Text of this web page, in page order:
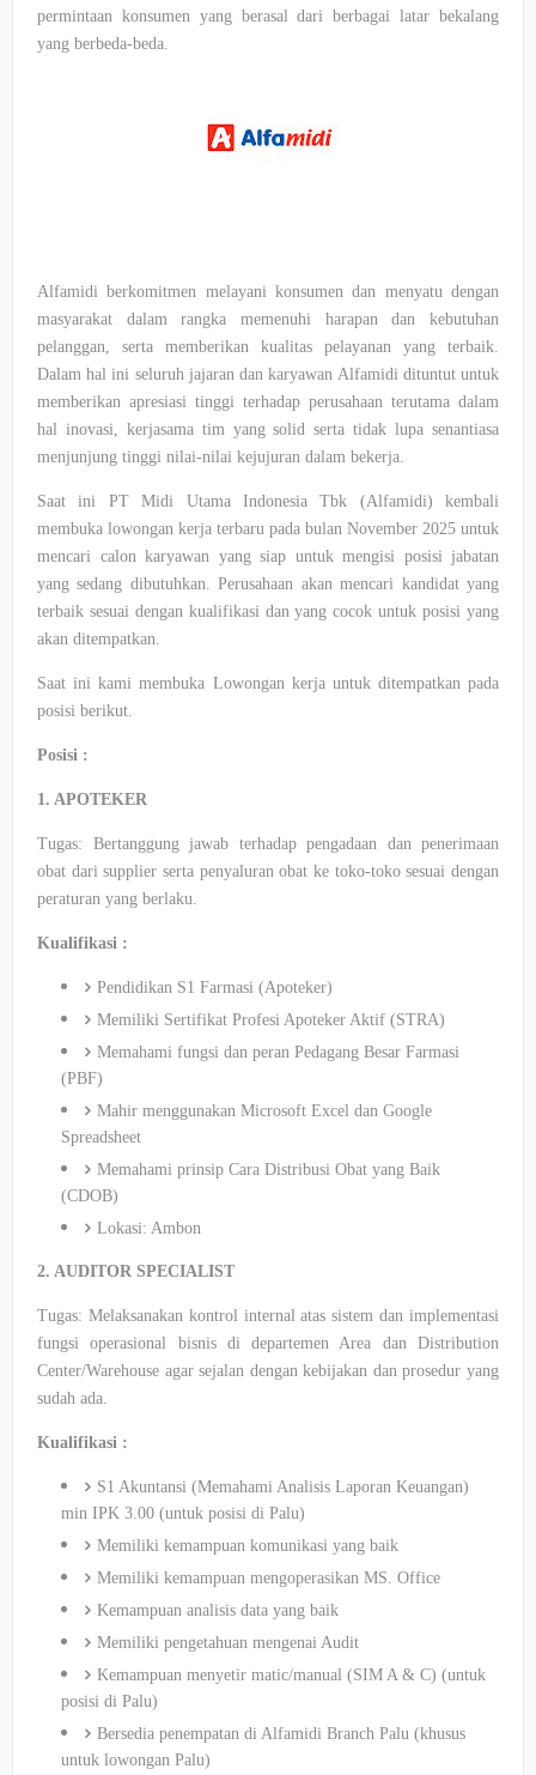
permintaan konsumen yang berasal dari berbagai latar bekalang
yang berbeda-beda.
Alfamidi berkomitmen melayani konsumen dan menyatu dengan
masyarakat dalam rangka memenuhi harapan dan kebutuhan
pelanggan, serta memberikan kualitas pelayanan yang terbaik.
Dalam hal ini seluruh jajaran dan karyawan Alfamidi dituntut untuk
memberikan apresiasi tinggi terhadap perusahaan terutama dalam
hal inovasi, kerjasama tim yang solid serta tidak lupa senantiasa
menjunjung tinggi nilai-nilai kejujuran dalam bekerja.
Saat ini PT Midi Utama Indonesia Tbk (Alfamidi) kembali
membuka lowongan kerja terbaru pada bulan November 2025 untuk
mencari calon karyawan yang siap untuk mengisi posisi jabatan
yang sedang dibutuhkan. Perusahaan akan mencari kandidat yang
terbaik sesuai dengan kualifikasi dan yang cocok untuk posisi yang
akan ditempatkan.
Saat ini kami membuka Lowongan kerja untuk ditempatkan pada
posisi berikut.
Posisi :
1. APOTEKER
Tugas: Bertanggung jawab terhadap pengadaan dan penerimaan
obat dari supplier serta penyaluran obat ke toko-toko sesuai dengan
peraturan yang berlaku.
Kualifikasi :
Pendidikan S1 Farmasi (Apoteker)
Memiliki Sertifikat Profesi Apoteker Aktif (STRA)
Memahami fungsi dan peran Pedagang Besar Farmasi
(PBF)
Mahir menggunakan Microsoft Excel dan Google
Spreadsheet
Memahami prinsip Cara Distribusi Obat yang Baik
(CDOB)
Lokasi: Ambon
2. AUDITOR SPECIALIST
Tugas: Melaksanakan kontrol internal atas sistem dan implementasi
fungsi operasional bisnis di departemen Area dan Distribution
Center/Warehouse agar sejalan dengan kebijakan dan prosedur yang
sudah ada.
Kualifikasi :
S1 Akuntansi (Memahami Analisis Laporan Keuangan)
min IPK 3.00 (untuk posisi di Palu)
Memiliki kemampuan komunikasi yang baik
Memiliki kemampuan mengoperasikan MS. Office
Kemampuan analisis data yang baik
Memiliki pengetahuan mengenai Audit
Kemampuan menyetir matic/manual (SIM A & C) (untuk
posisi di Palu)
Bersedia penempatan di Alfamidi Branch Palu (khusus
untuk lowongan Palu)